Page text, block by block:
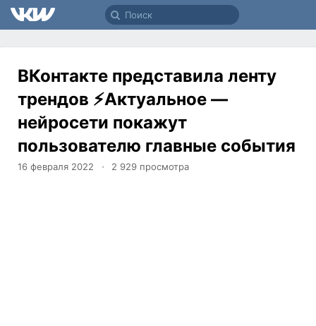
ВКонтакте представила ленту
трендов ⚡Актуальное —
нейросети покажут
пользователю главные события
16 февраля 2022 2 929 просмотра